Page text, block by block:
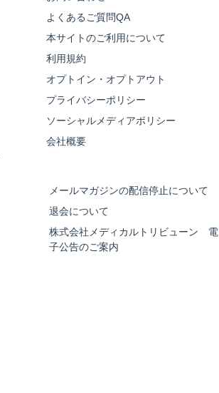
よくあるご質問QA
本サイトのご利用について
利用規約
オプトイン・オプトアウト
プライバシーポリシー
ソーシャルメディアポリシー
会社概要
メールマガジンの配信停止について
退会について
株式会社メディカルトリビューン 電
子公告のご案内